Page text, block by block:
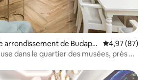
arrondissement de Budape
Évaluation
4,97 (87)
dans le quartier des musées, près de